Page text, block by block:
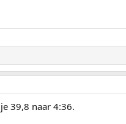
39,8 naar 4:36.